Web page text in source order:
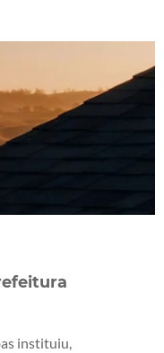
instituiu,